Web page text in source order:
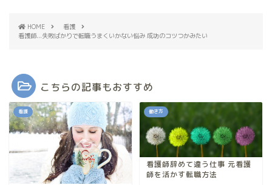
HOME
看護
看護師...失敗ばかりで転職うまくいかない悩み 成功のコツつかみたい
こちらの記事もおすすめ
看護 働き方
看護師辞めて違う仕事 元看護
師を活かす転職方法